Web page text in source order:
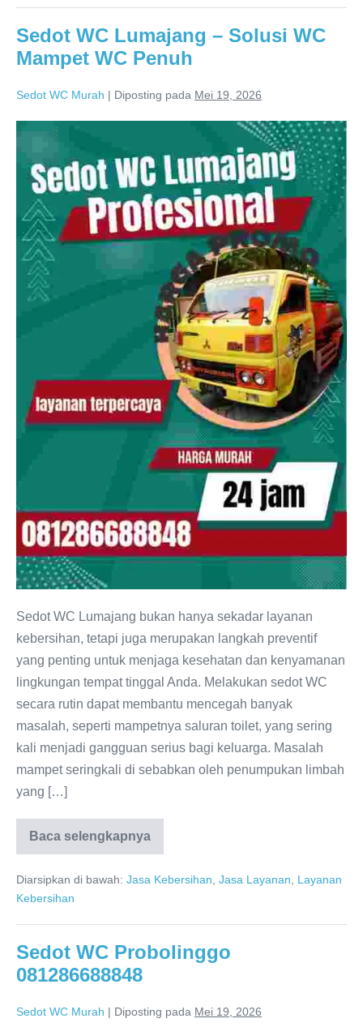
Sedot WC Lumajang – Solusi WC
Mampet WC Penuh
Sedot WC Murah | Diposting pada Mei 19, 2026
Sedot
WC
Lumajang
Solusi
WC
Mampet
WC
Penuh
Sedot WC Lumajang bukan hanya sekadar layanan
kebersihan, tetapi juga merupakan langkah preventif
yang penting untuk menjaga kesehatan dan kenyamanan
lingkungan tempat tinggal Anda. Melakukan sedot WC
secara rutin dapat membantu mencegah banyak
masalah, seperti mampetnya saluran toilet, yang sering
kali menjadi gangguan serius bagi keluarga. Masalah
mampet seringkali di sebabkan oleh penumpukan limbah
yang […]
Baca selengkapnya
Sedot
WC
–
Penuh
Diarsipkan di bawah: Jasa Kebersihan Jasa Layanan
Layanan
Kebersihan
Sedot WC Probolinggo
081286688848
Sedot WC Murah | Diposting pada Mei 19, 2026